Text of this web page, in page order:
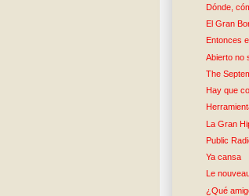
Dónde,
El Gran
Entonces
Abierto no
The
Hay que
La Gran
Public
Ya cansa
Le
¿Qué